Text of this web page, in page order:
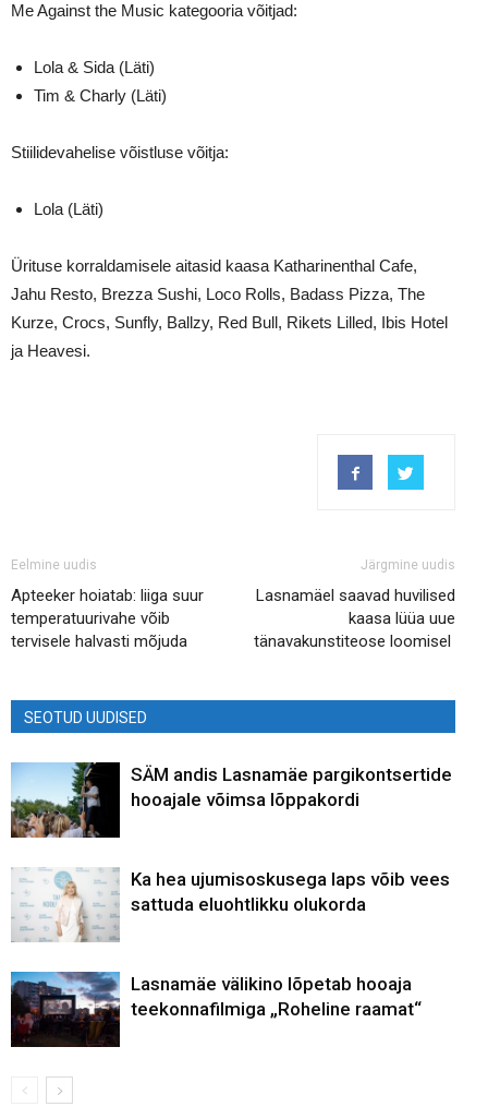
Me Against the Music kategooria võitjad:
Lola & Sida (Läti)
Tim & Charly (Läti)
Stiilidevahelise võistluse võitja:
Lola (Läti)
Ürituse korraldamisele aitasid kaasa Katharinenthal Cafe,
Jahu Resto, Brezza Sushi, Loco Rolls, Badass Pizza, The
Kurze, Crocs, Sunfly, Ballzy, Red Bull, Rikets Lilled, Ibis Hotel
ja Heavesi.
Eelmine uudis
Apteeker hoiatab: liiga suur
temperatuurivahe võib
tervisele halvasti mõjuda
Järgmine uudis
Lasnamäel saavad huvilised
kaasa lüüa uue
tänavakunstiteose loomisel
SEOTUD UUDISED
SÄM andis Lasnamäe pargikontsertide
hooajale võimsa lõppakordi
Ka hea ujumisoskusega laps võib vees
sattuda eluohtlikku olukorda
Lasnamäe välikino lõpetab hooaja
teekonnafilmiga „Roheline raamat“